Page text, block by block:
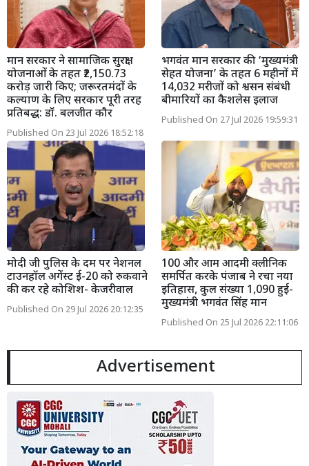
मान सरकार ने सामाजिक सुरक्षा
योजनाओं के तहत ₹2,150.73
करोड़ जारी किए; जरूरतमंदों के
कल्याण के लिए सरकार पूरी तरह
प्रतिबद्ध: डॉ. बलजीत कौर
Published On 23 Jul 2026 18:52:18
भगवंत मान सरकार की ‘मुख्यमंत्री
सेहत योजना’ के तहत 6 महीनों में
14,032 मरीजों को श्वसन संबंधी
बीमारियों का कैशलेस इलाज
Published On 27 Jul 2026 19:59:31
मोदी जी पुलिस के दम पर नेशनल
टाउनहॉल अगेंस्ट ई-20 को रुकवाने
की कर रहे कोशिश- केजरीवाल
Published On 29 Jul 2026 20:12:35
100 और आम आदमी क्लीनिक
समर्पित करके पंजाब ने रचा नया
इतिहास, कुल संख्या 1,090 हुई-
मुख्यमंत्री भगवंत सिंह मान
Published On 25 Jul 2026 22:11:06
Advertisement